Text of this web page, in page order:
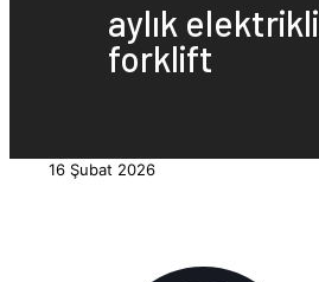
aylık elektrikli
forklift
16 Şubat 2026